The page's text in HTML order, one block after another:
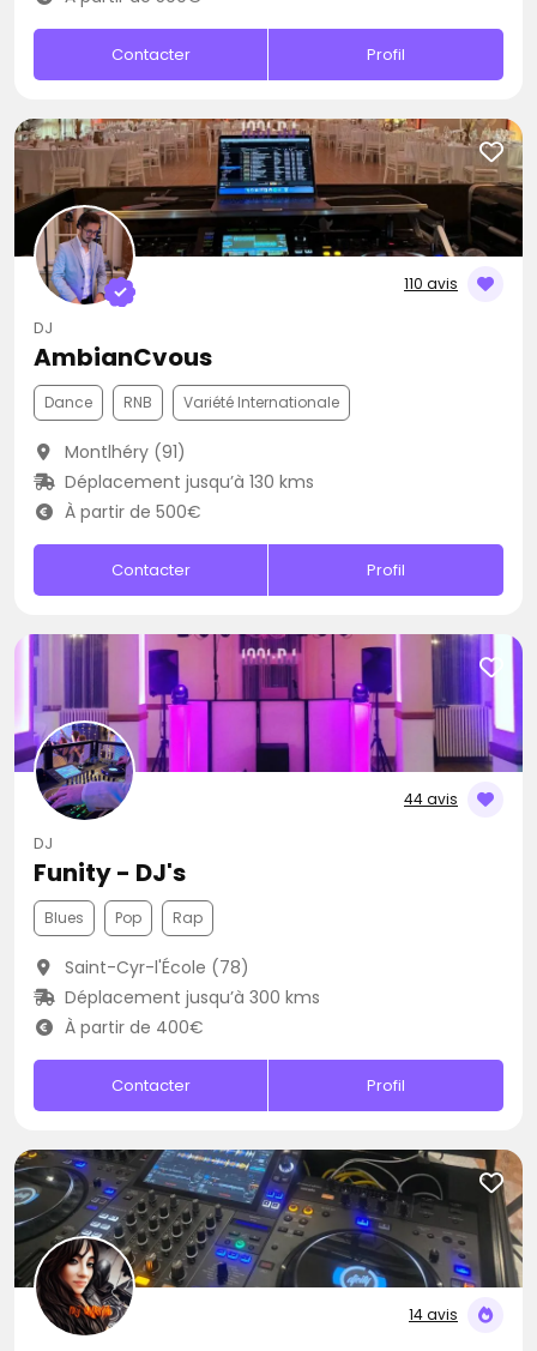
Contacter Profil
110 avis
DJ
AmbianCvous
Dance RNB Variété Internationale
Montlhéry (91)
Déplacement jusqu’à 130 kms
À partir de 500€
Contacter Profil
44 avis
DJ
Funity - DJ's
Blues Pop Rap
Saint-Cyr-l'École (78)
Déplacement jusqu’à 300 kms
À partir de 400€
Contacter Profil
14 avis